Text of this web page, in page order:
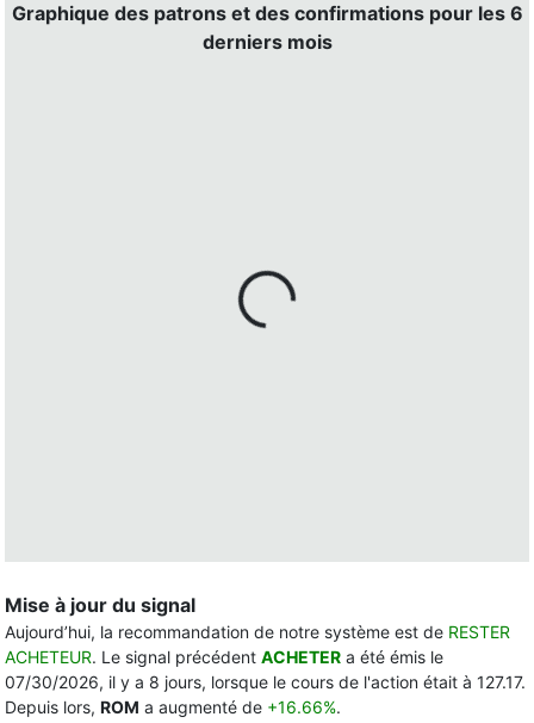
Graphique des patrons et des confirmations pour les 6
derniers mois
Mise à jour du signal
Aujourd’hui, la recommandation de notre système est de RESTER
ACHETEUR. Le signal précédent ACHETER a été émis le
07/30/2026, il y a 8 jours, lorsque le cours de l'action était à 127.17.
Depuis lors, ROM a augmenté de +16.66%.